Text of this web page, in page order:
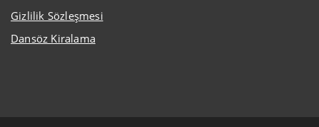
Gizlilik Sözleşmesi
Dansöz Kiralama